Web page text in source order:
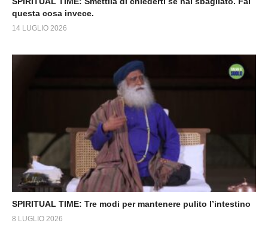
questa cosa invece.
14 LUGLIO 2026
SPIRITUAL TIME: Tre modi per mantenere pulito l’intestino
8 LUGLIO 2026